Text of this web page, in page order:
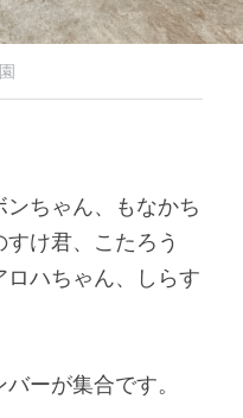
ちゃん、もなかち
け君、こたろう
ハちゃん、しらす
ーが集合です。